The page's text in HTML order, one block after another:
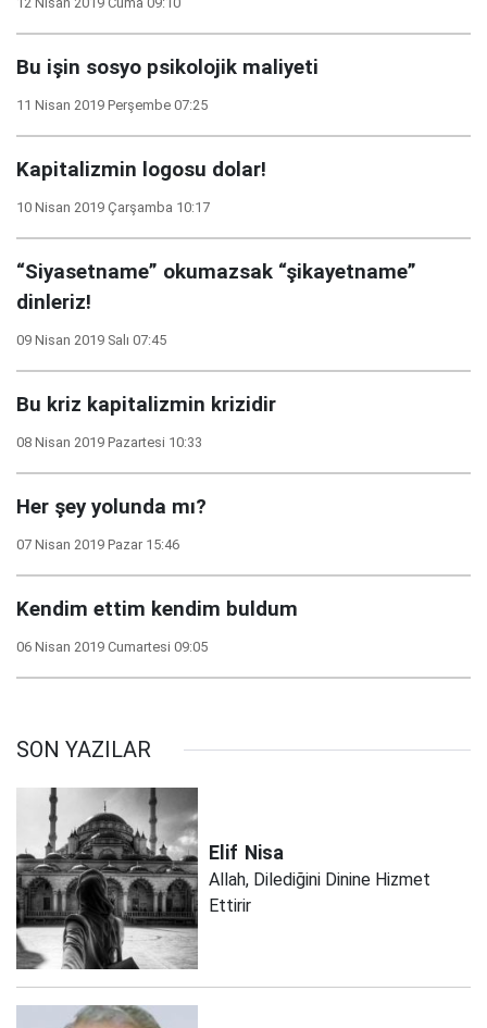
Bu işin sosyo psikolojik maliyeti
11 Nisan 2019 Perşembe 07:25
Kapitalizmin logosu dolar!
10 Nisan 2019 Çarşamba 10:17
“Siyasetname” okumazsak “şikayetname”
dinleriz!
09 Nisan 2019 Salı 07:45
Bu kriz kapitalizmin krizidir
08 Nisan 2019 Pazartesi 10:33
Her şey yolunda mı?
07 Nisan 2019 Pazar 15:46
Kendim ettim kendim buldum
06 Nisan 2019 Cumartesi 09:05
SON YAZILAR
Elif Nisa
Allah, Dilediğini Dinine Hizmet
Ettirir